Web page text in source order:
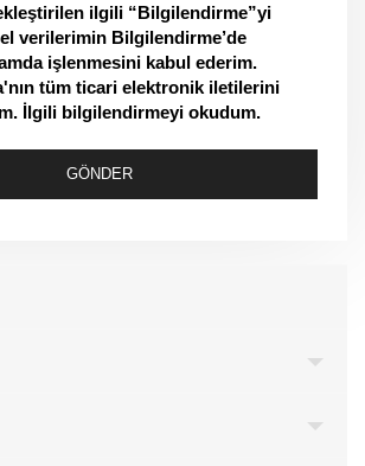
ilgili “Bilgilendirme”yi
verilerimin Bilgilendirme’de
işlenmesini kabul ederim.
tüm ticari elektronik iletilerini
İlgili bilgilendirmeyi okudum.
GÖNDER